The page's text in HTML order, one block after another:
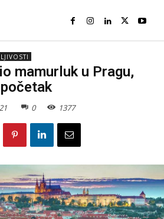
mamurluk u Pragu,
0 1377